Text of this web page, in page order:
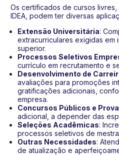
Os certificados de cursos
IDEA, podem ter diversas
Extensão Universitária:
extracurriculares exigidas em
superior.
Processos Seletivos
currículo em recrutamento e
Desenvolvimento de
avaliações para promoções
gratificações adicionais,
empresa.
Concursos Públicos e
adicional, a depender das
Seleções Acadêmicas:
processos seletivos de
Outras Necessidades:
de atualização e